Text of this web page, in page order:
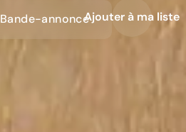
Bande-annonceAjouter à ma liste